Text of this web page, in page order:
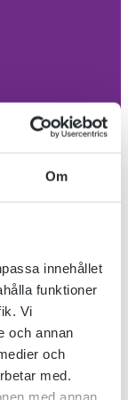
Om
innehållet
funktioner
Vi
och annan
och
med.
med annan